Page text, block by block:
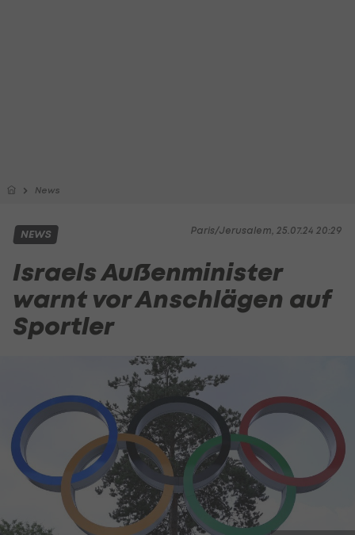
News
Paris/Jerusalem, 25.07.24 20:29
NEWS
Israels Außenminister
warnt vor Anschlägen auf
Sportler